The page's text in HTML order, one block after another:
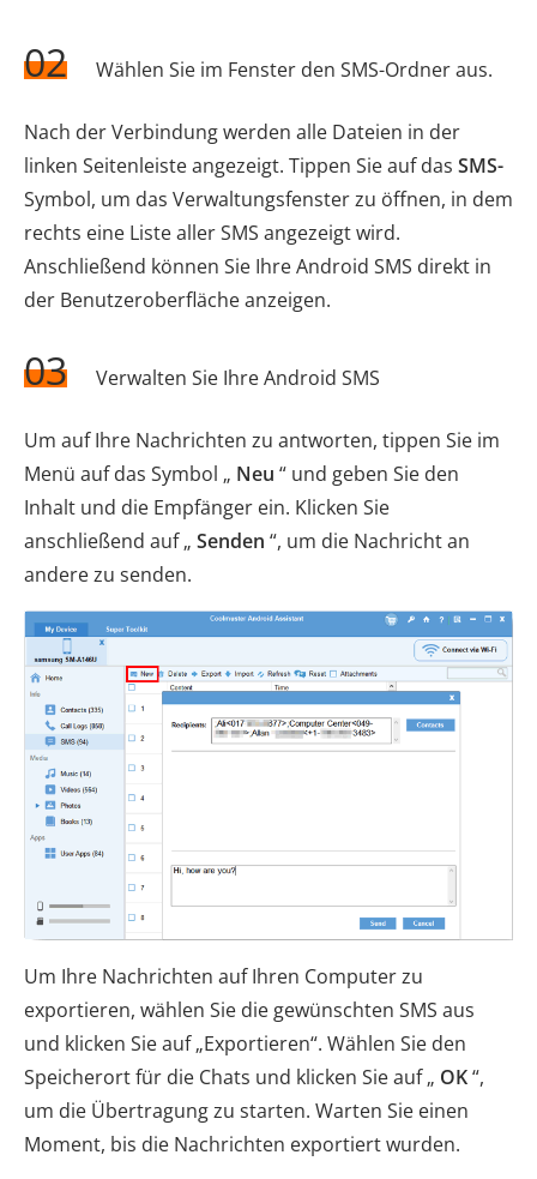
02 Wählen Sie im Fenster den SMS-Ordner aus.
Nach der Verbindung werden alle Dateien in der
linken Seitenleiste angezeigt. Tippen Sie auf das SMS-
Symbol, um das Verwaltungsfenster zu öffnen, in dem
rechts eine Liste aller SMS angezeigt wird.
Anschließend können Sie Ihre Android SMS direkt in
der Benutzeroberfläche anzeigen.
03 Verwalten Sie Ihre Android SMS
Um auf Ihre Nachrichten zu antworten, tippen Sie im
Menü auf das Symbol „ Neu “ und geben Sie den
Inhalt und die Empfänger ein. Klicken Sie
anschließend auf „ Senden “, um die Nachricht an
andere zu senden.
Um Ihre Nachrichten auf Ihren Computer zu
exportieren, wählen Sie die gewünschten SMS aus
und klicken Sie auf „Exportieren“. Wählen Sie den
Speicherort für die Chats und klicken Sie auf „ OK“,
um die Übertragung zu starten. Warten Sie einen
Moment, bis die Nachrichten exportiert wurden.